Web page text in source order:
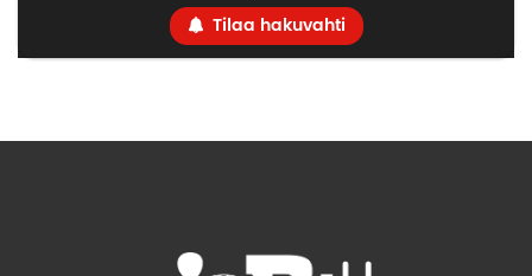
Tilaa hakuvahti